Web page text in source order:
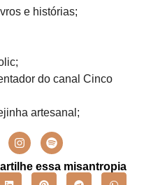
e histórias;
do canal Cinco
artesanal;
essa misantropia